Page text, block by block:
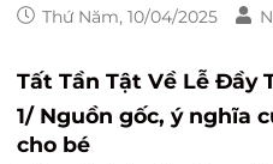
Thứ Năm, 10/04/2025
Tất Tần Tật Về Lễ Đầy
1/ Nguồn gốc, ý nghĩa
cho bé